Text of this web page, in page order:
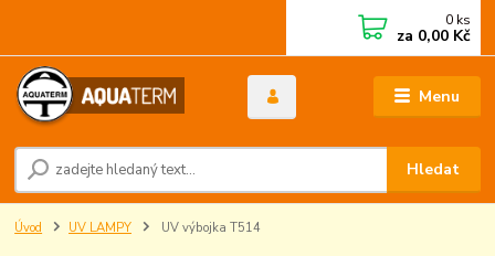
Menu
Hledat
0 ks
za 0,00 Kč
Úvod UV LAMPY UV výbojka T514